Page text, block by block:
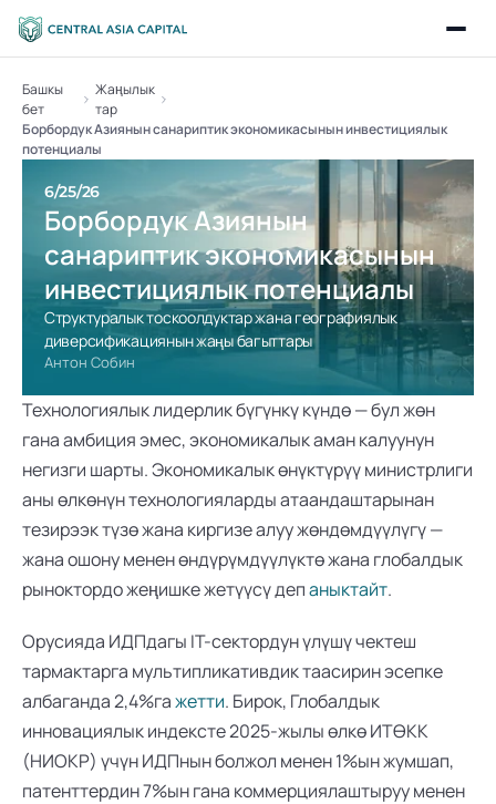
Башкы
бет
Жаңылык
тар
Борбордук Азиянын санариптик экономикасынын инвестициялык
потенциалы
6/25/26
Борбордук Азиянын
санариптик экономикасынын
инвестициялык потенциалы
Структуралык тоскоолдуктар жана географиялык
диверсификациянын жаңы багыттары
Антон Собин
Технологиялык лидерлик бүгүнкү күндө — бул жөн
гана амбиция эмес, экономикалык аман калуунун
негизги шарты. Экономикалык өнүктүрүү министрлиги
аны өлкөнүн технологияларды атаандаштарынан
тезирээк түзө жана киргизе алуу жөндөмдүүлүгү —
жана ошону менен өндүрүмдүүлүктө жана глобалдык
рыноктордо жеңишке жетүүсү деп аныктайт.
Орусияда ИДПдагы IT-сектордун үлүшү чектеш
тармактарга мультипликативдик таасирин эсепке
албаганда 2,4%га жетти. Бирок, Глобалдык
инновациялык индексте 2025-жылы өлкө ИТӨКК
(НИОКР) үчүн ИДПнын болжол менен 1%ын жумшап,
патенттердин 7%ын гана коммерциялаштыруу менен